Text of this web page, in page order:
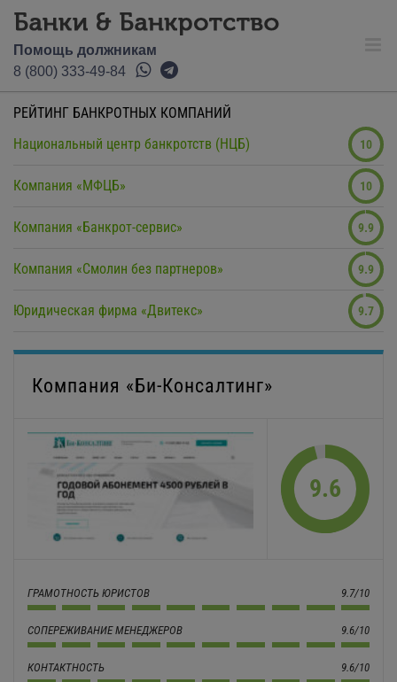
Помощь должникам
8 (800) 333-49-84
РЕЙТИНГ БАНКРОТНЫХ КОМПАНИЙ
Национальный центр банкротств (НЦБ)
10
Компания «МФЦБ» 10
Компания «Банкрот-сервис» 9.9
Компания «Смолин без партнеров» 9.9
Юридическая фирма «Двитекс» 9.7
Компания «Би-Консалтинг»
9.6
ГРАМОТНОСТЬ ЮРИСТОВ 9.7/10
СОПЕРЕЖИВАНИЕ МЕНЕДЖЕРОВ 9.6/10
КОНТАКТНОСТЬ 9.6/10